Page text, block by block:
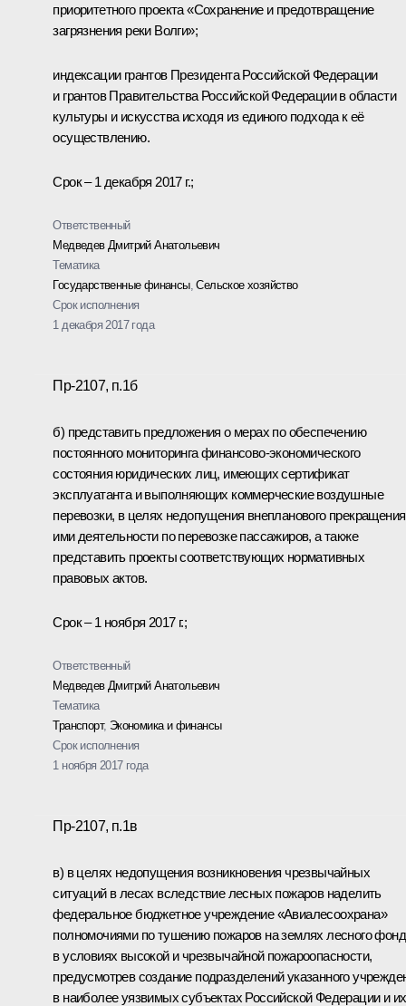
приоритетного проекта «Сохранение и предотвращение
загрязнения реки Волги»;
индексации грантов Президента Российской Федерации
и грантов Правительства Российской Федерации в области
культуры и искусства исходя из единого подхода к её
осуществлению.
Срок – 1 декабря 2017 г.;
Ответственный
Медведев Дмитрий Анатольевич
Тематика
Государственные финансы,Сельское хозяйство
Срок исполнения
1 декабря 2017 года
Пр-2107, п.1б
б) представить предложения о мерах по обеспечению
постоянного мониторинга финансово-экономического
состояния юридических лиц, имеющих сертификат
эксплуатанта и выполняющих коммерческие воздушные
перевозки, в целях недопущения внепланового прекращения
ими деятельности по перевозке пассажиров, а также
представить проекты соответствующих нормативных
правовых актов.
Срок – 1 ноября 2017 г.;
Ответственный
Медведев Дмитрий Анатольевич
Тематика
Транспорт, Экономика и финансы
Срок исполнения
1 ноября 2017 года
Пр-2107, п.1в
в) в целях недопущения возникновения чрезвычайных
ситуаций в лесах вследствие лесных пожаров наделить
федеральное бюджетное учреждение «Авиалесоохрана»
полномочиями по тушению пожаров на землях лесного
в условиях высокой и чрезвычайной пожароопасности,
предусмотрев создание подразделений указанного
в наиболее уязвимых субъектах Российской Федерации и их